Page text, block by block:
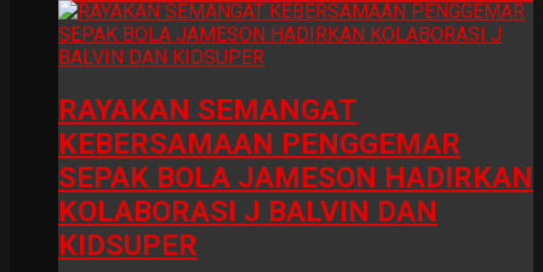
RAYAKAN SEMANGAT
KEBERSAMAAN PENGGEMAR
SEPAK BOLA JAMESON HADIRKAN
KOLABORASI J BALVIN DAN
KIDSUPER